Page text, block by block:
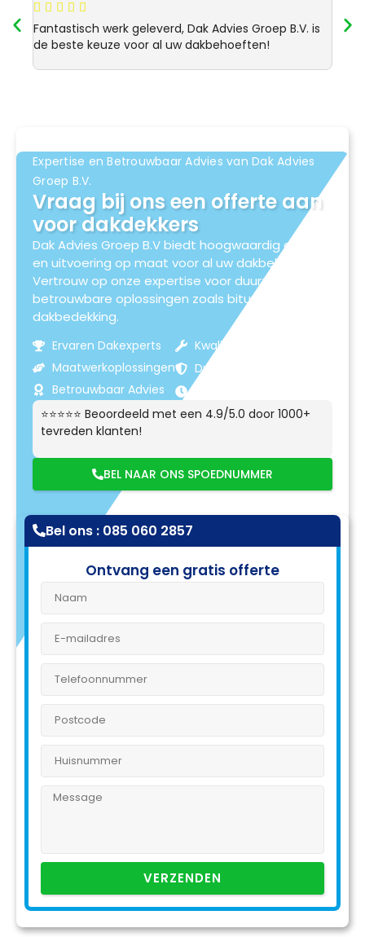
    
Fantastisch werk geleverd, Dak Advies Groep B.V. is
de beste keuze voor al uw dakbehoeften!
Expertise en Betrouwbaar Advies van Dak Advies
Groep B.V.
Vraag bij ons een offerte aan
voor dakdekkers
Dak Advies Groep B.V biedt hoogwaardig advies
en uitvoering op maat voor al uw dakbehoeften.
Vertrouw op onze expertise voor duurzame en
betrouwbare oplossingen zoals bitumen
dakbedekking.
Ervaren Dakexperts
Maatwerkoplossingen
Betrouwbaar Advies
Kwaliteitsmaterialen
Duurzame Resultaten
⭐⭐⭐⭐⭐ Beoordeeld met een 4.9/5.0 door 1000+
tevreden klanten!
BEL NAAR ONS SPOEDNUMMER
Bel ons : 085 060 2857
Ontvang een gratis offerte
VERZENDEN